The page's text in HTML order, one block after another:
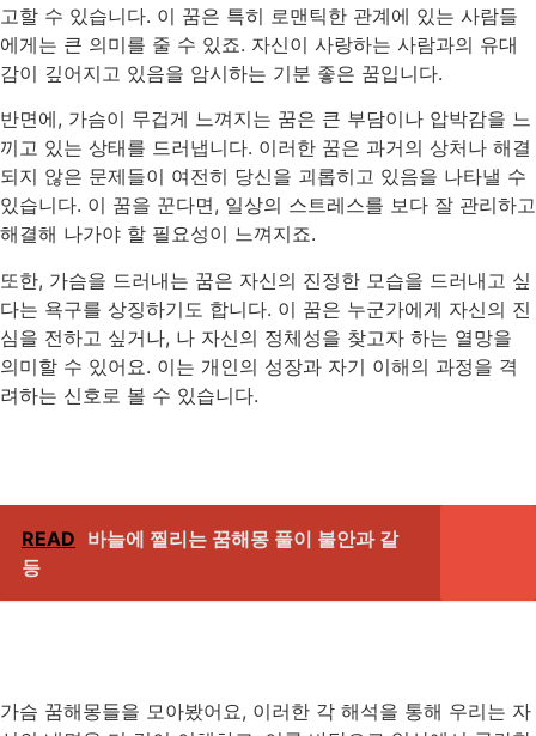
고할 수 있습니다. 이 꿈은 특히 로맨틱한 관계에 있는 사람들
에게는 큰 의미를 줄 수 있죠. 자신이 사랑하는 사람과의 유대
감이 깊어지고 있음을 암시하는 기분 좋은 꿈입니다.
반면에, 가슴이 무겁게 느껴지는 꿈은 큰 부담이나 압박감을 느
끼고 있는 상태를 드러냅니다. 이러한 꿈은 과거의 상처나 해결
되지 않은 문제들이 여전히 당신을 괴롭히고 있음을 나타낼 수
있습니다. 이 꿈을 꾼다면, 일상의 스트레스를 보다 잘 관리하고
해결해 나가야 할 필요성이 느껴지죠.
또한, 가슴을 드러내는 꿈은 자신의 진정한 모습을 드러내고 싶
다는 욕구를 상징하기도 합니다. 이 꿈은 누군가에게 자신의 진
심을 전하고 싶거나, 나 자신의 정체성을 찾고자 하는 열망을
의미할 수 있어요. 이는 개인의 성장과 자기 이해의 과정을 격
려하는 신호로 볼 수 있습니다.
READ 바늘에 찔리는 꿈해몽 풀이 불안과 갈
등
가슴 꿈해몽들을 모아봤어요, 이러한 각 해석을 통해 우리는 자